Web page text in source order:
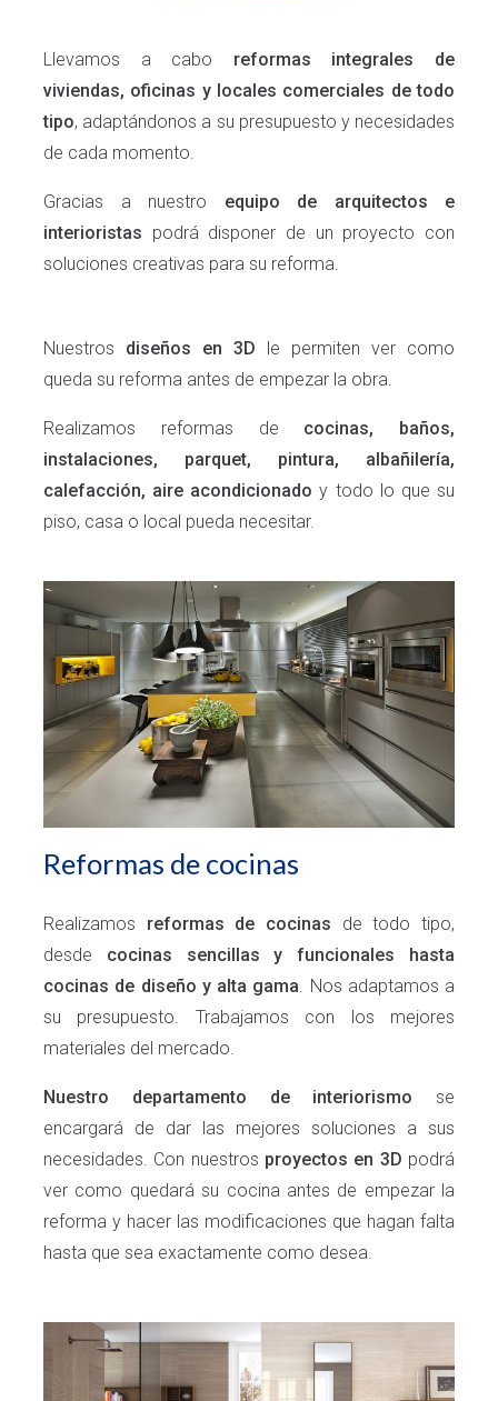
Llevamos a cabo reformas integrales de
viviendas, oficinas y locales comerciales de todo
tipo, adaptándonos a su presupuesto y necesidades
de cada momento.
Gracias a nuestro equipo de arquitectos e
interioristas podrá disponer de un proyecto con
soluciones creativas para su reforma.
Nuestros diseños en 3D le permiten ver como
queda su reforma antes de empezar la obra.
Realizamos reformas de cocinas, baños,
instalaciones, parquet, pintura, albañilería,
calefacción, aire acondicionadoy todo lo que su
piso, casa o local pueda necesitar.
Reformas de cocinas
Realizamos reformas de cocinas de todo tipo,
desde cocinas sencillas y funcionales
hasta
cocinas de diseño y alta gama . Nos adaptamos a
su presupuesto. Trabajamos con los mejores
materiales del mercado.
Nuestro departamento de interiorismo se
encargará de dar las mejores soluciones a sus
necesidades. Con nuestros proyectos en 3D podrá
ver como quedará su cocina antes de empezar la
reforma y hacer las modificaciones que hagan falta
hasta que sea exactamente como desea.